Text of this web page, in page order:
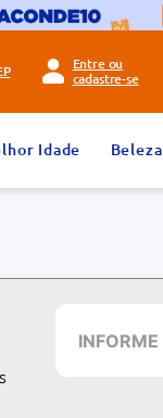
Entre ou
cadastre-se
Idade Beleza